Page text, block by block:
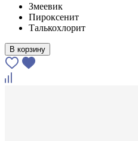
Змеевик
Пироксенит
Талькохлорит
В корзину